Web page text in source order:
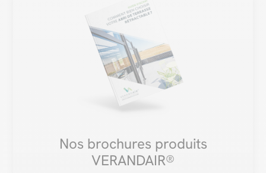
Nos brochures produits
VERANDAIR®